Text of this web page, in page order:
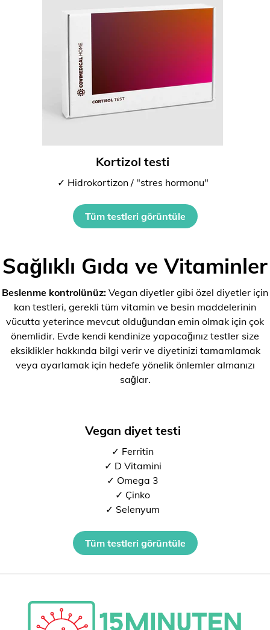
Kortizol testi
✓ Hidrokortizon / "stres hormonu"
Tüm testleri görüntüle
Sağlıklı Gıda ve Vitaminler
Beslenme kontrolünüz: Vegan diyetler gibi özel diyetler için
kan testleri, gerekli tüm vitamin ve besin maddelerinin
vücutta yeterince mevcut olduğundan emin olmak için çok
önemlidir. Evde kendi kendinize yapacağınız testler size
eksiklikler hakkında bilgi verir ve diyetinizi tamamlamak
veya ayarlamak için hedefe yönelik önlemler almanızı
sağlar.
Vegan diyet testi
✓ Ferritin
✓ D Vitamini
✓ Omega 3
✓ Çinko
✓ Selenyum
Tüm testleri görüntüle